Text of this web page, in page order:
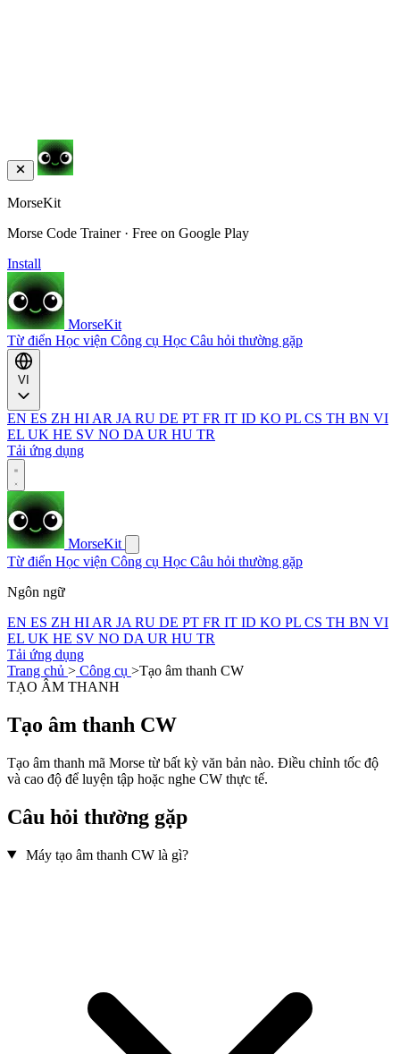
MorseKit
Morse Code Trainer · Free on Google Play
Install
MorseKit
Từ điển Học viện Công cụ Học Câu hỏi thường gặp
EN ES ZH HI AR JA RU DE PT FR IT ID KO PL CS TH BN VI
EL UK HE SV NO DA UR HU TR
Tải ứng dụng
MorseKit
Từ điển Học viện Công cụ Học Câu hỏi thường gặp
Ngôn ngữ
EN ES ZH HI AR JA RU DE PT FR IT ID KO PL CS TH BN VI
EL UK HE SV NO DA UR HU TR
Tải ứng dụng
Trang chủ > Công cụ >Tạo âm thanh CW
TẠO ÂM THANH
Tạo âm thanh CW
Tạo âm thanh mã Morse từ bất kỳ văn bản nào. Điều chỉnh tốc độ
và cao độ để luyện tập hoặc nghe CW thực tế.
Câu hỏi thường gặp
Máy tạo âm thanh CW là gì?